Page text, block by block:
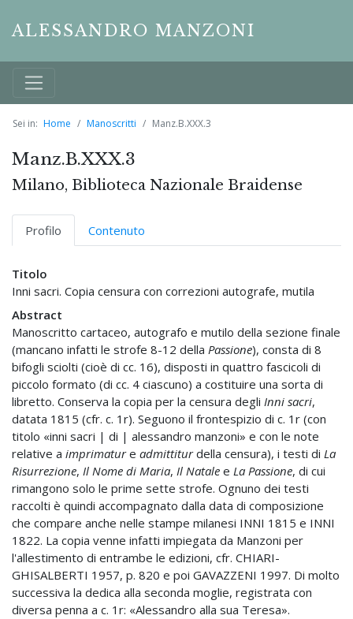
ALESSANDRO MANZONI
Sei in: Home Manoscritti Manz.B.XXX.3
Manz.B.XXX.3
Milano, Biblioteca Nazionale Braidense
Profilo Contenuto
Titolo
Inni sacri. Copia censura con correzioni autografe, mutila
Abstract
Manoscritto cartaceo, autografo e mutilo della sezione finale
(mancano infatti le strofe 8-12 della Passione), consta di 8
bifogli sciolti (cioè di cc. 16), disposti in quattro fascicoli di
piccolo formato (di cc. 4 ciascuno) a costituire una sorta di
libretto. Conserva la copia per la censura degli Inni sacri,
datata 1815 (cfr. c. 1r). Seguono il frontespizio di c. 1r (con
titolo «inni sacri | di | alessandro manzoni» e con le note
relative a imprimature admittiturdella censura), i testi di La
Risurrezione, Il Nome di Maria, Il Natale e La Passione, di cui
rimangono solo le prime sette strofe. Ognuno dei testi
raccolti è quindi accompagnato dalla data di composizione
che compare anche nelle stampe milanesi INNI 1815 e INNI
1822. La copia venne infatti impiegata da Manzoni per
l'allestimento di entrambe le edizioni, cfr. CHIARI-
GHISALBERTI 1957, p. 820 e poi GAVAZZENI 1997. Di molto
successiva la dedica alla seconda moglie, registrata con
diversa penna a c. 1r: «Alessandro alla sua Teresa».